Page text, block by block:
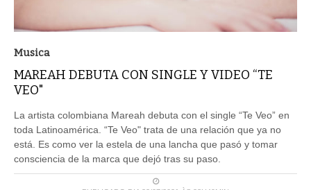
Musica
MAREAH DEBUTA CON SINGLE Y VIDEO “TE
VEO"
La artista colombiana Mareah debuta con el single “Te Veo” en
toda Latinoamérica. “Te Veo" trata de una relación que ya no
está. Es como ver la estela de una lancha que pasó y tomar
consciencia de la marca que dejó tras su paso.